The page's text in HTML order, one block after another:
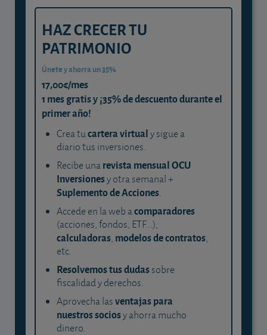
HAZ CRECER TU
PATRIMONIO
Únete y ahorra un 35%
17,00€/mes
1 mes gratis y ¡35% de descuento durante el
primer año!
Crea tucartera virtualy sigue a
diario tus inversiones.
Recibe unarevista mensual OCU
Inversionesy otra semanal +
Suplemento de Acciones.
Accede en la web acomparadores
(acciones, fondos, ETF...),
calculadoras, modelos de contratos,
etc.
Resolvemos tus dudassobre
fiscalidad y derechos.
Aprovecha lasventajas para
nuestros sociosy ahorra mucho
dinero.